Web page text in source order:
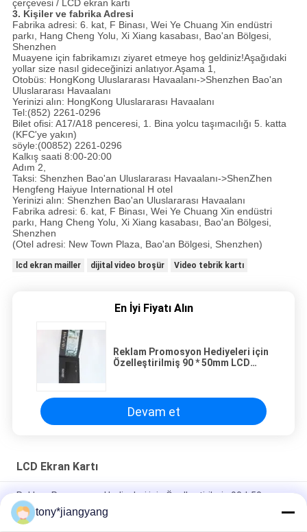
çerçevesi / LCD ekran kartı
3. Kişiler ve fabrika Adresi
Fabrika adresi: 6. kat, F Binası, Wei Ye Chuang Xin endüstri
parkı, Hang Cheng Yolu, Xi Xiang kasabası, Bao'an Bölgesi,
Shenzhen
Muayene için fabrikamızı ziyaret etmeye hoş geldiniz!Aşağıdaki
yollar size nasıl gideceğinizi anlatıyor.Aşama 1,
Otobüs: HongKong Uluslararası Havaalanı->Shenzhen Bao'an
Uluslararası Havaalanı
Yerinizi alın: HongKong Uluslararası Havaalanı
Tel:(852) 2261-0296
Bilet ofisi: A17/A18 penceresi, 1. Bina yolcu taşımacılığı 5. katta
(KFC'ye yakın)
söyle:(00852) 2261-0296
Kalkış saati 8:00-20:00
Adım 2,
Taksi: Shenzhen Bao'an Uluslararası Havaalanı->ShenZhen
Hengfeng Haiyue International H otel
Yerinizi alın: Shenzhen Bao'an Uluslararası Havaalanı
Fabrika adresi: 6. kat, F Binası, Wei Ye Chuang Xin endüstri
parkı, Hang Cheng Yolu, Xi Xiang kasabası, Bao'an Bölgesi,
Shenzhen
(Otel adresi: New Town Plaza, Bao'an Bölgesi, Shenzhen)
lcd ekran mailler dijital video broşür Video tebrik kartı
En İyi Fiyatı Alın
Reklam Promosyon Hediyeleri için
Özelleştirilmiş 90 * 50mm LCD
Devam et
LCD Ekran Kartı
Reklam Promosyon Hediyeleri için Özelleştirilmiş 90 * 50mm
LCD Ekran Kartı
tony*jiangyang